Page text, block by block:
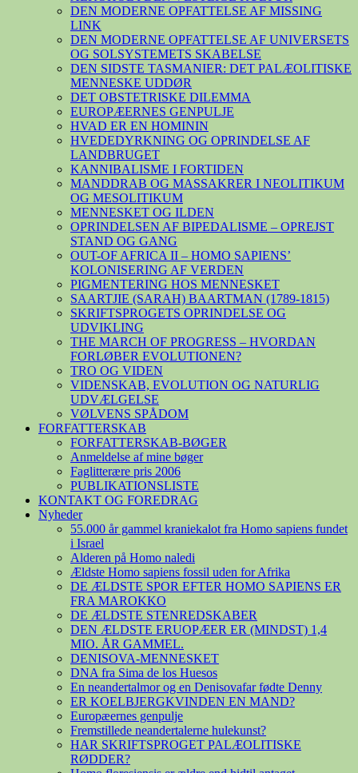
DEN MODERNE OPFATTELSE AF MISSING
LINK
DEN MODERNE OPFATTELSE AF UNIVERSETS
OG SOLSYSTEMETS SKABELSE
DEN SIDSTE TASMANIER: DET PALÆOLITISKE
MENNESKE UDDØR
DET OBSTETRISKE DILEMMA
EUROPÆERNES GENPULJE
HVAD ER EN HOMININ
HVEDEDYRKNING OG OPRINDELSE AF
LANDBRUGET
KANNIBALISME I FORTIDEN
MANDDRAB OG MASSAKRER I NEOLITIKUM
OG MESOLITIKUM
MENNESKET OG ILDEN
OPRINDELSEN AF BIPEDALISME – OPREJST
STAND OG GANG
OUT-OF AFRICA II – HOMO SAPIENS’
KOLONISERING AF VERDEN
PIGMENTERING HOS MENNESKET
SAARTJIE (SARAH) BAARTMAN (1789-1815)
SKRIFTSPROGETS OPRINDELSE OG
UDVIKLING
THE MARCH OF PROGRESS – HVORDAN
FORLØBER EVOLUTIONEN?
TRO OG VIDEN
VIDENSKAB, EVOLUTION OG NATURLIG
UDVÆLGELSE
VØLVENS SPÅDOM
FORFATTERSKAB
FORFATTERSKAB-BØGER
Anmeldelse af mine bøger
Faglitterære pris 2006
PUBLIKATIONSLISTE
KONTAKT OG FOREDRAG
Nyheder
55.000 år gammel kraniekalot fra Homo sapiens fundet
i Israel
Alderen på Homo naledi
Ældste Homo sapiens fossil uden for Afrika
DE ÆLDSTE SPOR EFTER HOMO SAPIENS ER
FRA MAROKKO
DE ÆLDSTE STENREDSKABER
DEN ÆLDSTE ERUOPÆER ER (MINDST) 1,4
MIO. ÅR GAMMEL.
DENISOVA-MENNESKET
DNA fra Sima de los Huesos
En neandertalmor og en Denisovafar fødte Denny
ER KOELBJERGKVINDEN EN MAND?
Europæernes genpulje
Fremstillede neandertalerne hulekunst?
HAR SKRIFTSPROGET PALÆOLITISKE
RØDDER?